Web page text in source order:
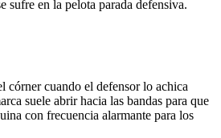
sufre en la pelota parada defensiva.
córner cuando el defensor lo achica
suele abrir hacia las bandas para que
con frecuencia alarmante para los